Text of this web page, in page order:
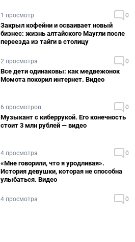
1 просмотр 0
Закрыл кофейни и осваивает новый
бизнес: жизнь алтайского Маугли после
переезда из тайги в столицу
2 просмотра 0
Все дети одинаковы: как медвежонок
Момота покорил интернет. Видео
6 просмотров 0
Музыкант с киберрукой. Его конечность
стоит 3 млн рублей — видео
4 просмотра 0
«Мне говорили, что я уродливая».
История девушки, которая не способна
улыбаться. Видео
4 просмотра 0